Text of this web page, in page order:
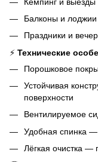
Балконы и лоджии
Праздники и
⚡ Технические
Порошковое
Устойчивая
поверхности
Вентилируемое
Удобная спинка
Лёгкая очистка —